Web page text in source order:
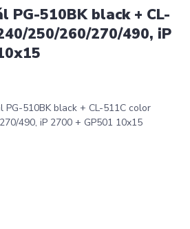
PG-510BK black + CL-
250/260/270/490, iP